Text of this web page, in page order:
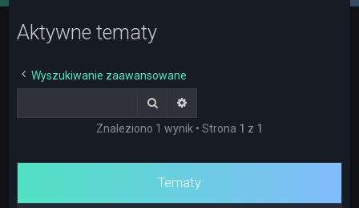
Aktywne tematy
Wyszukiwanie zaawansowane
Szukaj
Znaleziono 1 wynik • Strona 1 z 1
Tematy